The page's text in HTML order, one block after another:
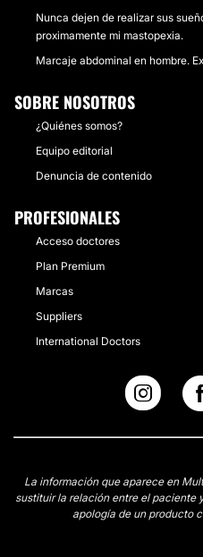
Nunca dejen de realizar sus
proximamente mi mastopexia.
Marcaje abdominal en hombre.
SOBRE NOSOTROS
¿Quiénes somos?
Equipo editorial
Denuncia de contenido
PROFESIONALES
Acceso doctores
Plan Premium
Marcas
Suppliers
International Doctors
La información que aparece en
sustituir la relación entre el paciente
apología de un producto